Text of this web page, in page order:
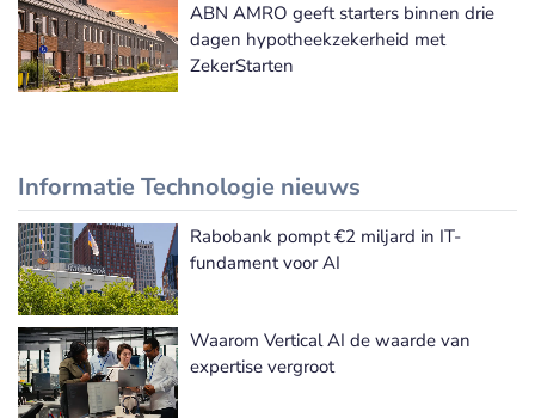
ABN AMRO geeft starters binnen drie
dagen hypotheekzekerheid met
ZekerStarten
Informatie Technologie nieuws
Meer Informatie Technologie nieuws
Rabobank pompt €2 miljard in IT-
fundament voor AI
Waarom Vertical AI de waarde van
expertise vergroot